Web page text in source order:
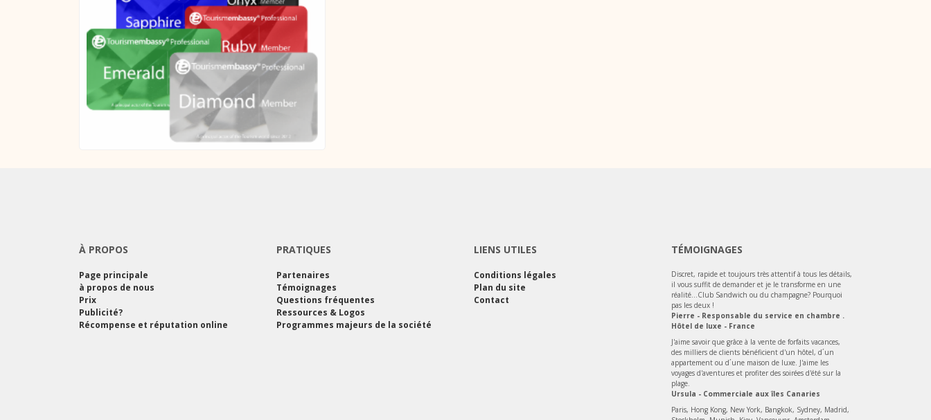
À PROPOS
Page principale
à propos de nous
Prix
Publicité?
Récompense et réputation online
PRATIQUES
Partenaires
Témoignages
Questions fréquentes
Ressources & Logos
Programmes majeurs de la société
LIENS UTILES
Conditions légales
Plan du site
Contact
TÉMOIGNAGES
Discret, rapide et toujours très attentif à tous les détails,
il vous suffit de demander et je le transforme en une
réalité...Club Sandwich ou du champagne? Pourquoi
pas les deux !
Pierre - Responsable du service en chambre .
Hôtel de luxe - France
J'aime savoir que grâce à la vente de forfaits vacances,
des milliers de clients bénéficient d'un hôtel, d´un
appartement ou d´une maison de luxe. J'aime les
voyages d'aventures et profiter des soirées d'été sur la
plage.
Ursula - Commerciale aux îles Canaries
Paris, Hong Kong, New York, Bangkok, Sydney, Madrid,